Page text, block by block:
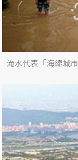
淹水代表「海綿城